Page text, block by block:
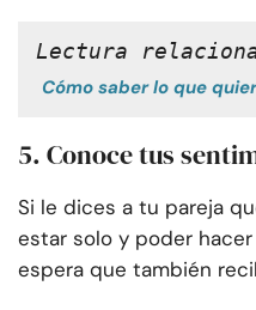
Lectura
Cómo saber lo que
5. Conoce tus
Si le dices a tu pareja
estar solo y poder
espera que también